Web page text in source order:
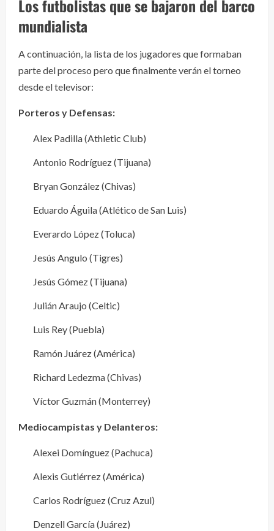
Los futbolistas que se bajaron del barco
mundialista
A continuación, la lista de los jugadores que formaban
parte del proceso pero que finalmente verán el torneo
desde el televisor:
Porteros y Defensas:
Alex Padilla (Athletic Club)
Antonio Rodríguez (Tijuana)
Bryan González (Chivas)
Eduardo Águila (Atlético de San Luis)
Everardo López (Toluca)
Jesús Angulo (Tigres)
Jesús Gómez (Tijuana)
Julián Araujo (Celtic)
Luis Rey (Puebla)
Ramón Juárez (América)
Richard Ledezma (Chivas)
Víctor Guzmán (Monterrey)
Mediocampistas y Delanteros:
Alexei Domínguez (Pachuca)
Alexis Gutiérrez (América)
Carlos Rodríguez (Cruz Azul)
Denzell García (Juárez)